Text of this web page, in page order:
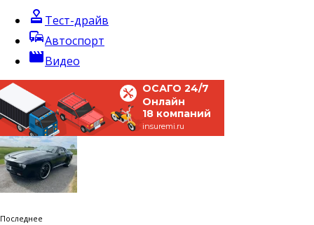
approval Тест-драйв
commuteАвтоспорт
movieВидео
ОСАГО 24/7
Онлайн
18 компаний
insuremi.ru
Последнее